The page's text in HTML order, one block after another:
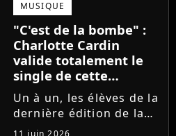
vu beaucoup de portes
se fermer. Sur
Instagram, elle...
MUSIQUE
"C'est de la bombe" :
Charlotte Cardin
valide totalement le
single de cette
ancienne élève de la
Star Academy
Un à un, les élèves de la
dernière édition de la
Star Academy se font